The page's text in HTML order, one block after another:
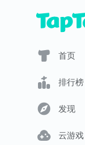
首页
排行榜
发现
云游戏